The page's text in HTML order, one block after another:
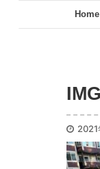
Home
2021